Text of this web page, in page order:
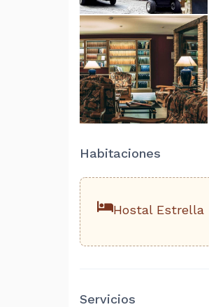
Habitaciones
Hostal Estrella
Servicios